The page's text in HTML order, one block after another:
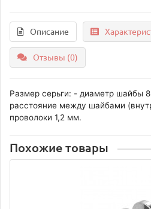
Описание
Отзывы (0)
Размер серьги: - диаметр
расстояние между шайбами
проволоки 1,2 мм.
Похожие товары